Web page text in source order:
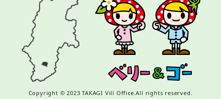
Copyright © 2023 TAKAGI Vill Office.All rights reserved.